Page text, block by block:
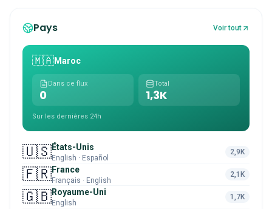
Pays Voir tout
🇲🇦Maroc
Dans ce flux
0
Total
1,3K
Sur les dernières 24h
🇺🇸États-Unis
English · Español
2,9K
🇫🇷France
Français · English
2,1K
🇬🇧Royaume-Uni
English
1,7K